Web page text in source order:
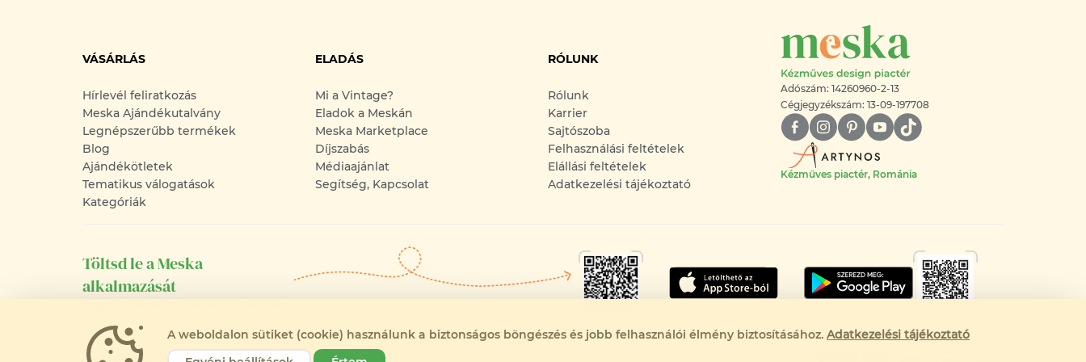
VÁSÁRLÁS
Hírlevél feliratkozás
Meska Ajándékutalvány
Legnépszerűbb termékek
Blog
Ajándékötletek
Tematikus válogatások
Kategóriák
ELADÁS
Mi a Vintage?
Eladok a Meskán
Meska Marketplace
Díjszabás
Médiaajánlat
Segítség, Kapcsolat
RÓLUNK
Rólunk
Karrier
Sajtószoba
Felhasználási feltételek
Elállási feltételek
Adatkezelési tájékoztató
Adószám: 14260960-2-13
Cégjegyzékszám: 13-09-197708
Kézműves piactér, Románia
Töltsd le a Meska
alkalmazását
A weboldalon sütiket (cookie) használunk a biztonságos böngészés és jobb felhasználói élmény biztosításához. Adatkezelési tájékoztató